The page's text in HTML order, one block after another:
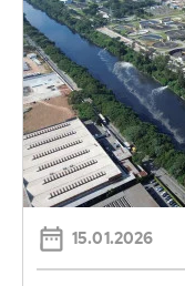
15.01.2026